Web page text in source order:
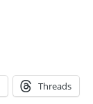
Threads